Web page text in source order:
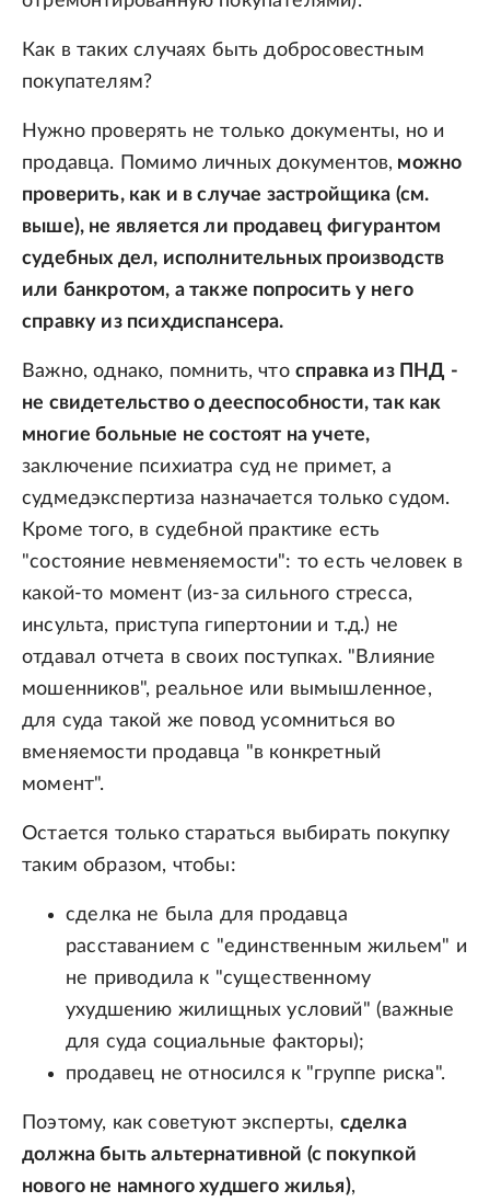
Как в таких случаях быть добросовестным
покупателям?
Нужно проверять не только документы, но и
продавца. Помимо личных документов, можно
проверить, как и в случае застройщика (см.
выше), не является ли продавец фигурантом
судебных дел, исполнительных производств
или банкротом, а также попросить у него
справку из психдиспансера.
Важно, однако, помнить, чтосправка из ПНД -
не свидетельство о дееспособности, так как
многие больные не состоят на учете,
заключение психиатра суд не примет, а
судмедэкспертиза назначается только судом.
Кроме того, в судебной практике есть
"состояние невменяемости": то есть человек в
какой-то момент (из-за сильного стресса,
инсульта, приступа гипертонии и т.д.) не
отдавал отчета в своих поступках. "Влияние
мошенников", реальное или вымышленное,
для суда такой же повод усомниться во
вменяемости продавца "в конкретный
момент".
Остается только стараться выбирать покупку
таким образом, чтобы:
сделка не была для продавца
расставанием с "единственным жильем" и
не приводила к "существенному
ухудшению жилищных условий" (важные
для суда социальные факторы);
продавец не относился к "группе риска".
Поэтому, как советуют эксперты, сделка
должна быть альтернативной (с покупкой
нового не намного худшего жилья),